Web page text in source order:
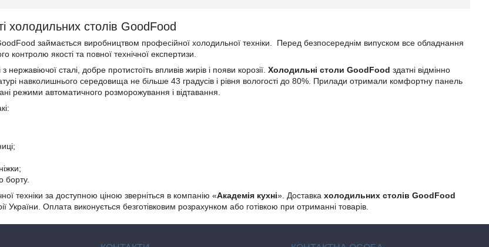
холодильних столів GoodFood
займається виробництвом професійної холодильної техніки. Перед безпосереднім випуском все обладнання
контролю якості та повної технічної експертизи.
нержавіючої сталі, добре протистоїть впливів жирів і появи корозії. Холодильні столи GoodFood здатні відмінно
навколишнього середовища не більше 43 градусів і рівня вологості до 80%. Прилади отримали комфортну панель
режими автоматичного розморожування і відтавання.
борту.
техніки за доступною ціною зверніться в компанію «Академія кухні». Доставка холодильних столів GoodFood
України. Оплата виконується безготівковим розрахунком або готівкою при отриманні товарів.